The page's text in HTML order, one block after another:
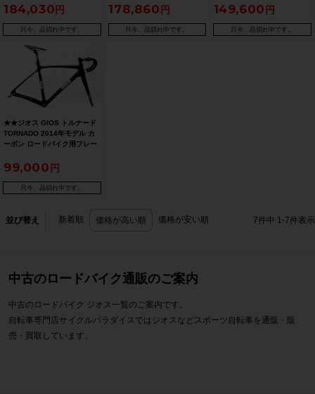
サイズ ブルー【期間限定 3/26
午前10時迄】
184,030
只今、品切れ中です。
178,860
只今、品切れ中です。
R8000 2x11速（サイクルパラ
ダイス大阪より配送）
149,600
只今、品切れ中です。
★★ジオス GIOS トルナード
TORNADO 2014年モデル カ
ーボン ロードバイク用フレー
（サイクルパラダイス山口よ
り配送)
99,000
只今、品切れ中です。
並び替え 新着順 価格が高い順 価格が安い順 7件中 1-7件表示
中古のロードバイク通販のご案内
中古のロードバイク ジオス一覧のご案内です。
自転車専門店サイクルパラダイスではジオスなどスポーツ自転車を通販・販
売・買取しています。